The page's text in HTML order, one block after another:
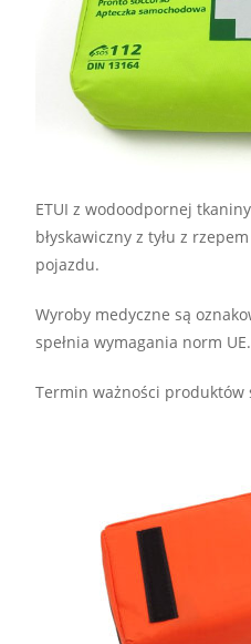
ETUI z wodoodpornej
błyskawiczny z tyłu z
pojazdu.
Wyroby medyczne są
spełnia wymagania norm UE.
Termin ważności produktów